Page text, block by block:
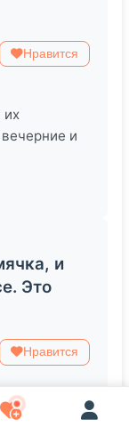
Нравится
их
и
и
Это
Нравится